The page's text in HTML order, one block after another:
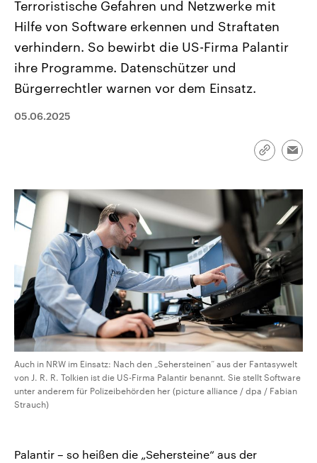
Landtagswahl Sachsen-Anhalt
2026
Alle Informationen
Sachsen-Anhalt wählt am 6.
September 2026 einen neuen
Landtag. Seit 2021 wird das
CDU, SPD und FDP regiert.-
USA
Aktuelle Beiträge,
Hintergründe
Wirtschaftlich und
gehören die Vereinigten
den mächtigsten Ländern
Audio-Archiv
Terroristische Gefahren und Netzwerke mit
Hilfe von Software erkennen und Straftaten
verhindern. So bewirbt die US-Firma Palantir
ihre Programme. Datenschützer und
Bürgerrechtler warnen vor dem Einsatz.
05.06.2025
Link
Auch in NRW im Einsatz: Nach den „Sehersteinen“ aus der Fantasywelt
von J. R. R. Tolkien ist die US-Firma Palantir benannt. Sie stellt Software
unter anderem für Polizeibehörden her (picture alliance / dpa / Fabian
Strauch)
Palantir – so heißen die „Sehersteine“ aus der